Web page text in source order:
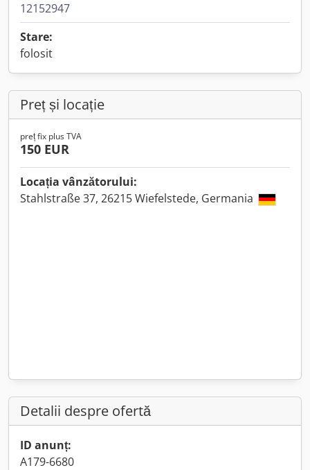
12152947
Stare:
folosit
Preț și locație
preț fix plus TVA
150 EUR
Locația vânzătorului:
Stahlstraße 37, 26215 Wiefelstede, Germania
Detalii despre ofertă
ID anunț:
A179-6680